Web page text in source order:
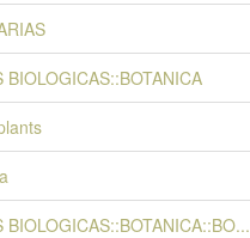
BIOLOGICAS::BOTANICA
BIOLOGICAS::BOTANICA::BO...